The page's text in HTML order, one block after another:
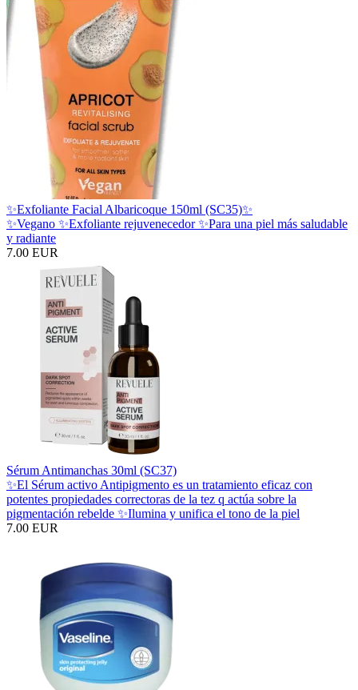
✨Exfoliante Facial Albaricoque 150ml (SC35)✨
✨Vegano ✨Exfoliante rejuvenecedor ✨Para una piel más saludable
y radiante
7.00 EUR
Sérum Antimanchas 30ml (SC37)
✨El Sérum activo Antipigmento es un tratamiento eficaz con
potentes propiedades correctoras de la tez q actúa sobre la
pigmentación rebelde ✨Ilumina y unifica el tono de la piel
7.00 EUR